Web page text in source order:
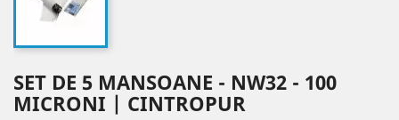
SET DE 5 MANSOANE - NW32 - 100
MICRONI | CINTROPUR